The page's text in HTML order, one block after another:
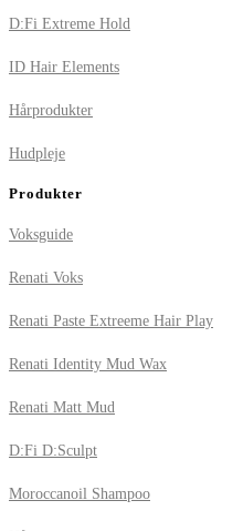
D:Fi Extreme Hold
ID Hair Elements
Hårprodukter
Hudpleje
Produkter
Voksguide
Renati Voks
Renati Paste Extreeme Hair Play
Renati Identity Mud Wax
Renati Matt Mud
D:Fi D:Sculpt
Moroccanoil Shampoo